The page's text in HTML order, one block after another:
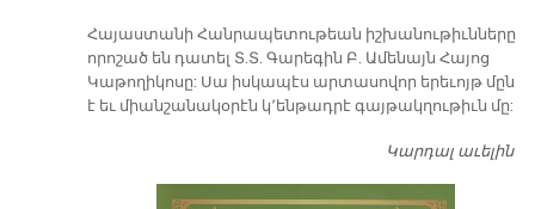
​Հայաստանի Հանրապետութեան իշխանութիւնները
որոշած են դատել Տ.Տ. Գարեգին Բ. Ամենայն Հայոց
Կաթողիկոսը: Սա իսկապէս արտասովոր երեւոյթ մըն
է եւ միանշանակօրէն կ՚ենթադրէ գայթակղութիւն մը:
Կարդալ աւելին